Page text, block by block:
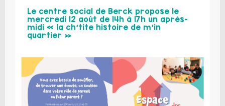
Le centre social de Berck propose le
mercredi 12 août de 14h à 17h un après-
midi « la ch’tite histoire de m’in
quartier »